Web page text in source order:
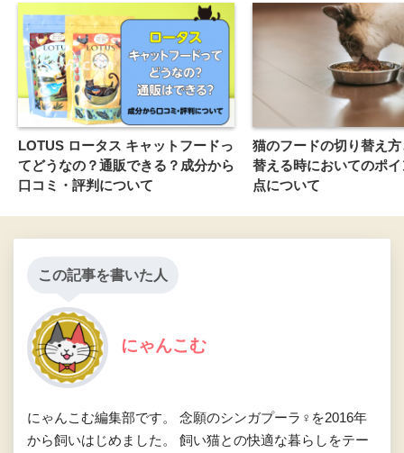
LOTUS ロータス キャットフードっ
てどうなの？通販できる？成分から
口コミ・評判について
猫のフードの切り替え
替える時においてのポ
点について
この記事を書いた人
にゃんこむ
にゃんこむ編集部です。 念願のシンガプーラ♀を2016年
から飼いはじめました。 飼い猫との快適な暮らしをテー